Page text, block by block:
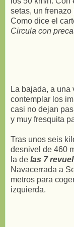
setas, un
Como dice el
Circula con
La bajada, a una
contemplar los
casi no dejan
y muy fresquita
Tras unos seis
desnivel de 460
la de las 7
Navacerrada a
metros para
izquierda.